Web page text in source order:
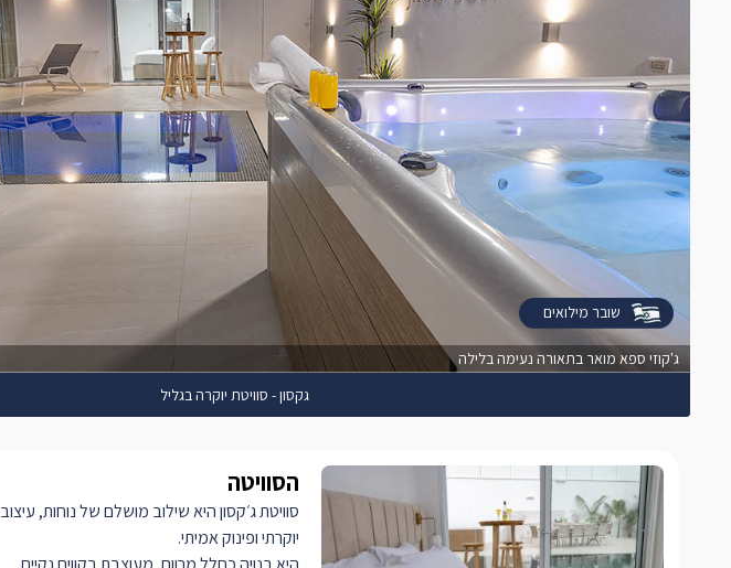
ג'קוזי ספא מואר בתאורה נעימה בלילה
גקסון - סוויטת יוקרה בגליל
שובר מילואים
הסוויטה
סוויטת ג׳קסון היא שילוב מושלם של נוחות, עיצוב
יוקרתי ופינוק אמיתי.